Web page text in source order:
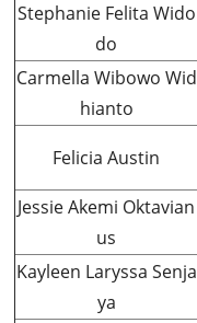
Stephanie Felita Wido
do
Carmella Wibowo Wid
hianto
Felicia Austin
Jessie Akemi Oktavian
us
Kayleen Laryssa Senja
ya